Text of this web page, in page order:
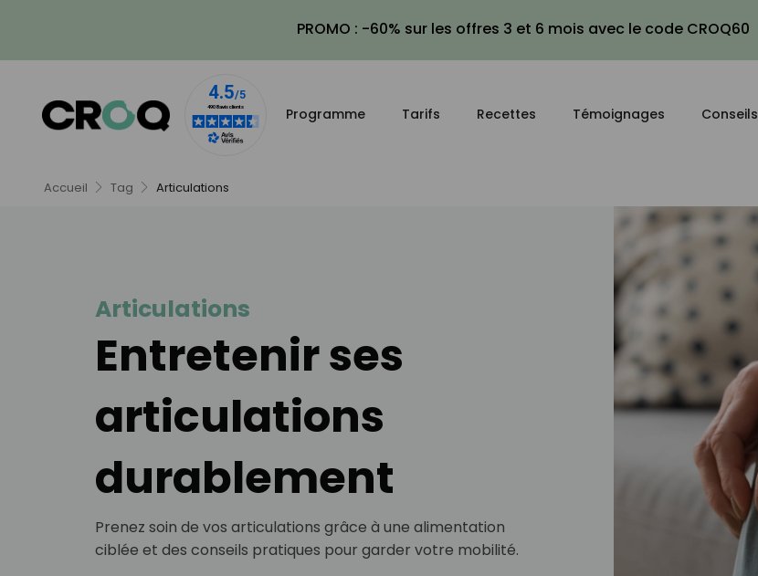
PROMO : -60% sur les offres 3 et 6 mois avec le code CROQ60
Programme Tarifs Recettes Témoignages Conseils
Accueil Tag Articulations
Articulations
Entretenir ses
articulations
durablement
Prenez soin de vos articulations grâce à une alimentation
ciblée et des conseils pratiques pour garder votre mobilité.